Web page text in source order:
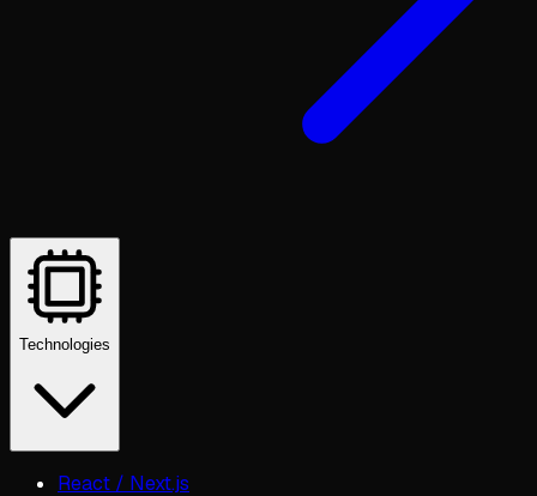
Technologies
React / Next.js